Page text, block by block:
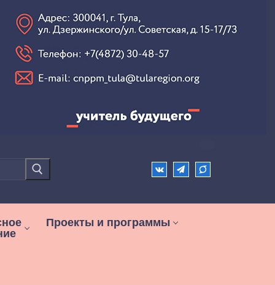
Проекты и программы